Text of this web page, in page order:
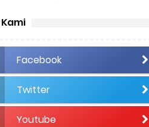
Facebook
Twitter
Youtube